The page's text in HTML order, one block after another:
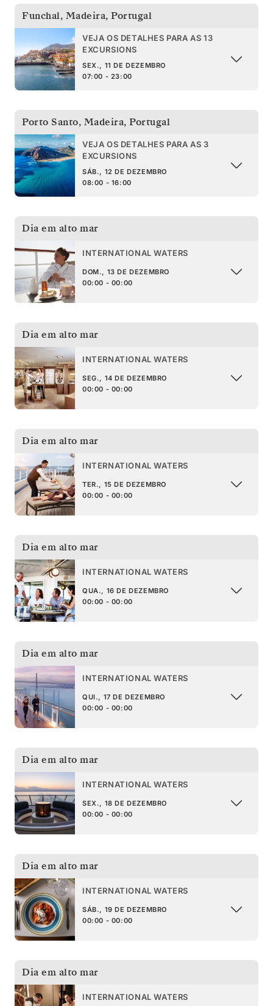
Funchal, Madeira, Portugal
VEJA OS DETALHES PARA AS 13
EXCURSIONS
SEX., 11 DE DEZEMBRO
07:00 - 23:00
Porto Santo, Madeira, Portugal
VEJA OS DETALHES PARA AS 3
EXCURSIONS
SÁB., 12 DE DEZEMBRO
08:00 - 16:00
Dia em alto mar
INTERNATIONAL WATERS
DOM., 13 DE DEZEMBRO
00:00 - 00:00
Dia em alto mar
INTERNATIONAL WATERS
SEG., 14 DE DEZEMBRO
00:00 - 00:00
Dia em alto mar
INTERNATIONAL WATERS
TER., 15 DE DEZEMBRO
00:00 - 00:00
Dia em alto mar
INTERNATIONAL WATERS
QUA., 16 DE DEZEMBRO
00:00 - 00:00
Dia em alto mar
INTERNATIONAL WATERS
QUI., 17 DE DEZEMBRO
00:00 - 00:00
Dia em alto mar
INTERNATIONAL WATERS
SEX., 18 DE DEZEMBRO
00:00 - 00:00
Dia em alto mar
INTERNATIONAL WATERS
SÁB., 19 DE DEZEMBRO
00:00 - 00:00
Dia em alto mar
INTERNATIONAL WATERS